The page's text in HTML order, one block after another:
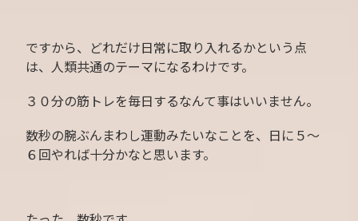
ですから、どれだけ日常に取り入れるかという点
は、人類共通のテーマになるわけです。
３０分の筋トレを毎日するなんて事はいいません。
数秒の腕ぶんまわし運動みたいなことを、日に５〜
６回やれば十分かなと思います。